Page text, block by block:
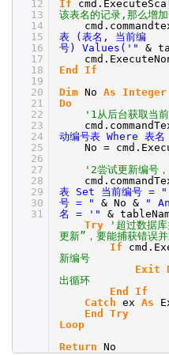
12
13
14
15
16
17
18
19
20
21
22
23
24
25
26
27
28
29
30
31
If
该表名的记录,那么增
表 (表名, 当前编
号) Values('"
&
End
If
Dim No As
Integer
Do
'1从后台获取当
动编号表 Where 表
No =
'2尝试更新编号
表 Set 当前编号 = "
号 = "
& No &
"
名 = '"
&
Try
'超过数据库
更新”，要能捕获错误
If
新编号
Exit
出循环
End
If
Catch ex As
End
Try
Loop
Return No